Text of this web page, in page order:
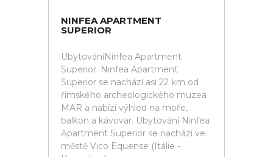
NINFEA APARTMENT
SUPERIOR
UbytováníNinfea Apartment
Superior. Ninfea Apartment
Superior se nachází asi 22 km od
římského archeologického muzea
MAR a nabízí výhled na moře,
balkon a kávovar. Ubytování Ninfea
Apartment Superior se nachází ve
městě Vico Equense (Itálie -